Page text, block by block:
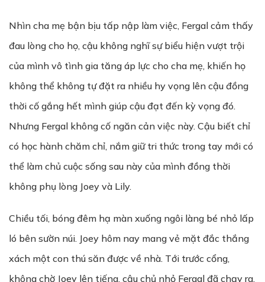
Nhìn cha mẹ bận bịu tấp nập làm việc, Fergal cảm thấy
đau lòng cho họ, cậu không nghĩ sự biểu hiện vượt trội
của mình vô tình gia tăng áp lực cho cha mẹ, khiến họ
không thể không tự đặt ra nhiều hy vọng lên cậu đồng
thời cố gắng hết mình giúp cậu đạt đến kỳ vọng đó.
Nhưng Fergal không cố ngăn cản việc này. Cậu biết chỉ
có học hành chăm chỉ, nắm giữ tri thức trong tay mới có
thể làm chủ cuộc sống sau này của mình đồng thời
không phụ lòng Joey và Lily.
Chiều tối, bóng đêm hạ màn xuống ngôi làng bé nhỏ lấp
ló bên sườn núi. Joey hôm nay mang vẻ mặt đắc thắng
xách một con thú săn được về nhà. Tới trước cổng,
không chờ Joey lên tiếng, cậu chủ nhỏ Fergal đã chạy ra,